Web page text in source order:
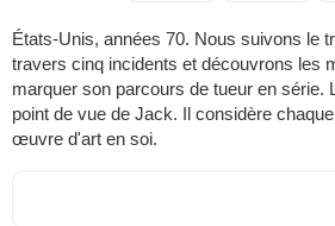
États-Unis, années 70. Nous suivons le
travers cinq incidents et découvrons les
marquer son parcours de tueur en série.
point de vue de Jack. Il considère
œuvre d'art en soi.